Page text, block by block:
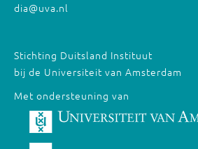
dia@uva.nl
Stichting Duitsland Instituut
bij de Universiteit van Amsterdam
Met ondersteuning van